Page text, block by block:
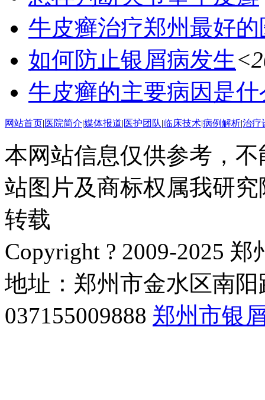
牛皮癣治疗郑州最好的
如何防止银屑病发生
牛皮癣的主要病因是什
网站首页|医院简介|媒体报道|医护团队|临床技术|病例解析|治疗
本网站信息仅供参考，
站图片及商标权属我研
转载
Copyright ? 2009-2025
地址：郑州市金水区南
037155009888 郑州市银